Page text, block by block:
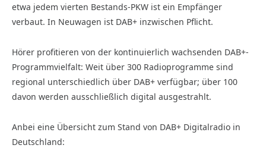
etwa jedem vierten Bestands-PKW ist ein Empfänger
verbaut. In Neuwagen ist DAB+ inzwischen Pflicht.
Hörer profitieren von der kontinuierlich wachsenden DAB+-
Programmvielfalt: Weit über 300 Radioprogramme sind
regional unterschiedlich über DAB+ verfügbar; über 100
davon werden ausschließlich digital ausgestrahlt.
Anbei eine Übersicht zum Stand von DAB+ Digitalradio in
Deutschland: